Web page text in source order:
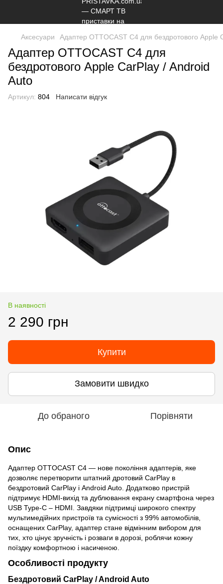
Аксесуари Адаптер OTTOCAST C4 для бездротового Apple
Адаптер OTTOCAST C4 для
бездротового Apple CarPlay / Android
Auto
Артикул: 804 Написати відгук
В наявності
2 290 грн
Купити
Замовити швидко
До обраного Порівняти
Опис
Адаптер OTTOCAST C4 — нове покоління адаптерів, яке
дозволяє перетворити штатний дротовий CarPlay в
бездротовий CarPlay і Android Auto. Додатково пристрій
підтримує HDMI-вихід та дублювання екрану смартфона через
USB Type-C – HDMI. Завдяки підтримці широкого спектру
мультимедійних пристроїв та сумісності з 99% автомобілів,
оснащених CarPlay, адаптер стане відмінним вибором для
тих, хто цінує зручність і розваги в дорозі, роблячи кожну
поїздку комфортною і насиченою.
Особливості продукту
Бездротовий CarPlay / Android Auto